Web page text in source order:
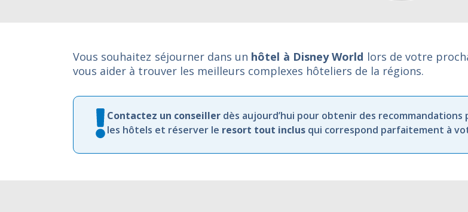
Vous souhaitez séjourner dans un hôtel à Disney World lors de votre
vous aider à trouver les meilleurs complexes hôteliers de la régions.
Contactez un conseiller dès aujourd’hui pour obtenir des recommandations
les hôtels et réserver le resort tout inclus qui correspond parfaitement à